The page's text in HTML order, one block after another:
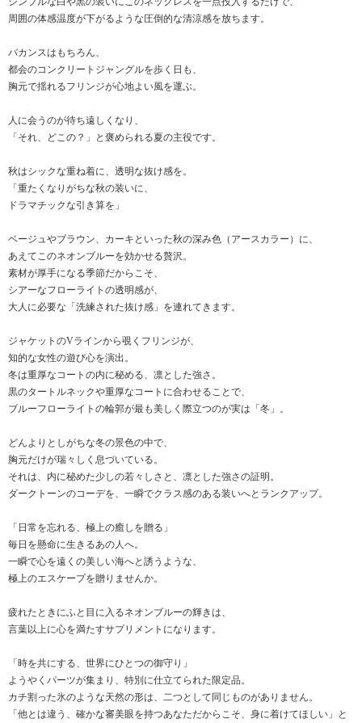
周囲の体感温度が下がるような圧倒的な清涼感を放ちます。
バカンスはもちろん、
都会のコンクリートジャングルを歩く日も、
胸元で揺れるフリンジが心地よい風を運ぶ。
人に会うのが待ち遠しくなり、
「それ、どこの？」と褒められる夏の主役です。
秋はシックな重ね着に、透明な抜け感を。
「重たくなりがちな秋の装いに、
ドラマチックな引き算を」
ベージュやブラウン、カーキといった秋の深み色（アースカラー）に、
あえてこのネオンブルーを効かせる贅沢。
素材が厚手になる季節だからこそ、
シアーなフローライトの透明感が、
大人に必要な「洗練された抜け感」を連れてきます。
ジャケットのVラインから覗くフリンジが、
知的な女性の遊び心を演出。
冬は重厚なコートの内に秘める、凛とした強さ。
黒のタートルネックや重厚なコートに合わせることで、
ブルーフローライトの輪郭が最も美しく際立つのが実は「冬」。
どんよりとしがちな冬の景色の中で、
胸元だけが瑞々しく息づいている。
それは、内に秘めた少しの若々しさと、凛とした強さの証明。
ダークトーンのコーデを、一瞬でクラス感のある装いへとランクアップ。
「日常を忘れる、極上の癒しを贈る」
毎日を懸命に生きるあの人へ。
一瞬で心を遠くの美しい海へと誘うような、
極上のエスケープを贈りませんか。
疲れたときにふと目に入るネオンブルーの輝きは、
言葉以上に心を満たすサプリメントになります。
「時を共にする、世界にひとつの御守り」
ようやくパーツが集まり、特別に仕立てられた限定品。
カチ割った氷のような天然の形は、二つとして同じものがありません。
「他とは違う、確かな審美眼を持つあなただからこそ、身に着けてほしい」と